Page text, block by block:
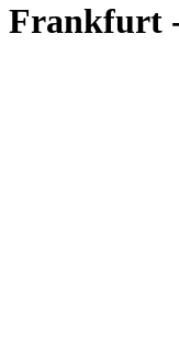
Frankfurt